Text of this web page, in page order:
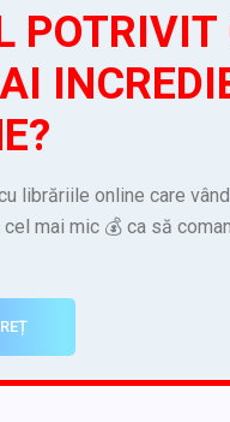
librăriile online care
mai mic 💰 ca să